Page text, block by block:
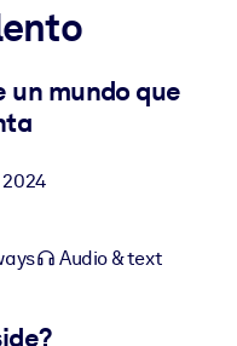
into your LMS/LXP for
un mundo que
2024
Audio & text